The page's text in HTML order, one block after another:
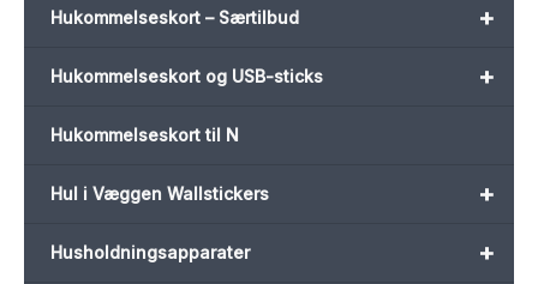
+
Hukommelseskort – Særtilbud
+
Hukommelseskort og USB-sticks
Hukommelseskort til N
+
Hul i Væggen Wallstickers
+
Husholdningsapparater